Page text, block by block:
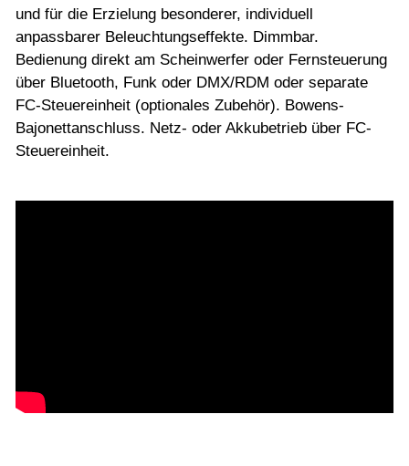
und für die Erzielung besonderer, individuell
anpassbarer Beleuchtungseffekte. Dimmbar.
Bedienung direkt am Scheinwerfer oder Fernsteuerung
über Bluetooth, Funk oder DMX/RDM oder separate
FC-Steuereinheit (optionales Zubehör). Bowens-
Bajonettanschluss. Netz- oder Akkubetrieb über FC-
Steuereinheit.